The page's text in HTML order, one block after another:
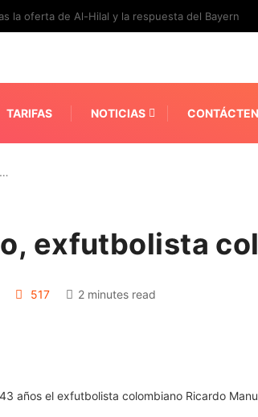
la oferta de Al-Hilal y la respuesta del Bayern
TARIFAS NOTICIAS
exfutbolista
517 2 minutes read
años el exfutbolista colombiano Ricardo